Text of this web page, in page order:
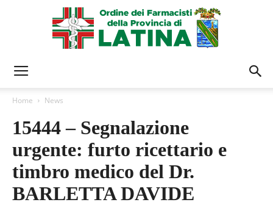
Farmacisti
Latina
Home News
15444 – Segnalazione
urgente: furto ricettario e
timbro medico del Dr.
BARLETTA DAVIDE